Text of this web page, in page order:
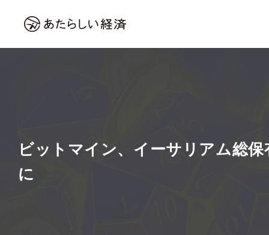
ビットマイン、イーサリアム総
に